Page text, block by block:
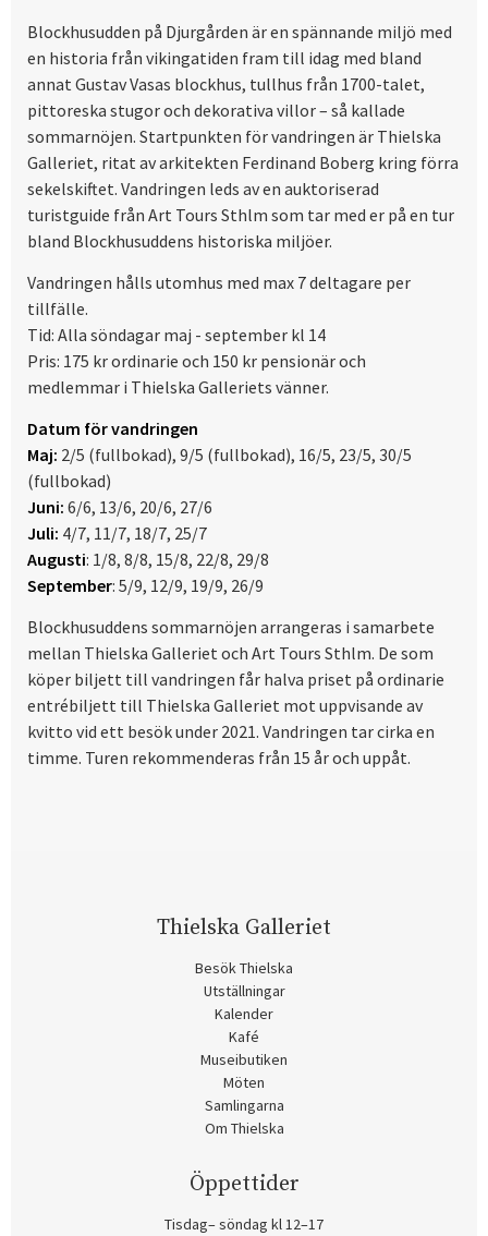
Blockhusudden på Djurgården är en spännande miljö med
en historia från vikingatiden fram till idag med bland
annat Gustav Vasas blockhus, tullhus från 1700-talet,
pittoreska stugor och dekorativa villor – så kallade
sommarnöjen. Startpunkten för vandringen är Thielska
Galleriet, ritat av arkitekten Ferdinand Boberg kring förra
sekelskiftet. Vandringen leds av en auktoriserad
turistguide från Art Tours Sthlm som tar med er på en tur
bland Blockhusuddens historiska miljöer.
Vandringen hålls utomhus med max 7 deltagare per
tillfälle.
Tid: Alla söndagar maj - september kl 14
Pris: 175 kr ordinarie och 150 kr pensionär och
medlemmar i Thielska Galleriets vänner.
Datum för vandringen
Maj: 2/5 (fullbokad), 9/5 (fullbokad), 16/5, 23/5, 30/5
(fullbokad)
Juni: 6/6, 13/6, 20/6, 27/6
Juli: 4/7, 11/7, 18/7, 25/7
Augusti: 1/8, 8/8, 15/8, 22/8, 29/8
September: 5/9, 12/9, 19/9, 26/9
Blockhusuddens sommarnöjen arrangeras i samarbete
mellan Thielska Galleriet och Art Tours Sthlm. De som
köper biljett till vandringen får halva priset på ordinarie
entrébiljett till Thielska Galleriet mot uppvisande av
kvitto vid ett besök under 2021. Vandringen tar cirka en
timme. Turen rekommenderas från 15 år och uppåt.
Thielska Galleriet
Besök Thielska
Utställningar
Kalender
Kafé
Museibutiken
Möten
Samlingarna
Om Thielska
Öppettider
Tisdag– söndag kl 12–17